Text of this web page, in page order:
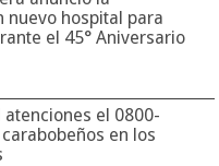
nuevo hospital para
el 45° Aniversario
el 0800-
en los